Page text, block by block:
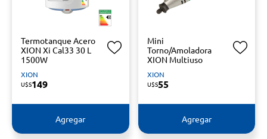
Termotanque Acero
XION Xi Cal33 30 L
1500W
XION
U$S149
Agregar
Mini
Torno/Amoladora
XION Multiuso
XION
U$S55
Agregar